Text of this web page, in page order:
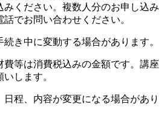
みください。複数人分のお申し込み
でお問い合わせください。
き中に変動する場合があります。
等は消費税込みの金額です。講座
します。
程、内容が変更になる場合があり